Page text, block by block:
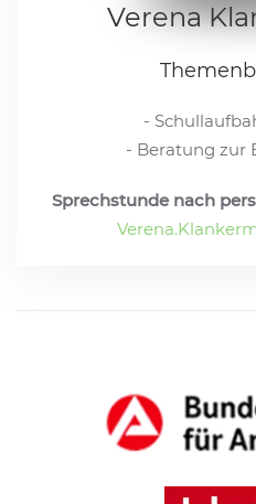
Verena
-
- Beratung zur
Sprechstunde nach